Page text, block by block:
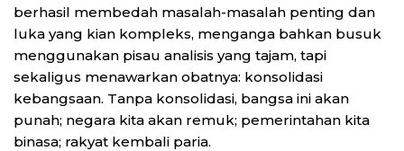
berhasil membedah masalah-masalah penting dan
luka yang kian kompleks, menganga bahkan busuk
menggunakan pisau analisis yang tajam, tapi
sekaligus menawarkan obatnya: konsolidasi
kebangsaan. Tanpa konsolidasi, bangsa ini akan
punah; negara kita akan remuk; pemerintahan kita
binasa; rakyat kembali paria.